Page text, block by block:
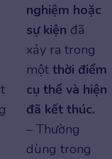
nghiệm hoặc
sự kiện đã
xảy ra trong
một thời điểm
cụ thể và hiện
đã kết thúc.
– Thường
dùng trong